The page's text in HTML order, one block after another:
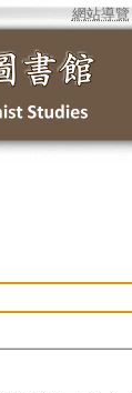
網站導覽